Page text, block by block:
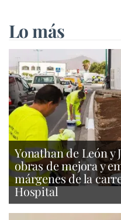
Lo más
Yonathan de León y
obras de mejora y
márgenes de la
Hospital